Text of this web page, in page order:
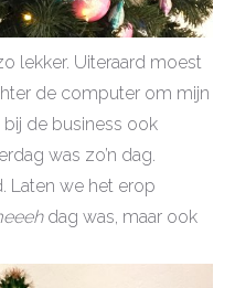
lekker. Uiteraard moest
de computer om mijn
bij de business ook
was zo’n dag.
Laten we het erop
dag was, maar ook